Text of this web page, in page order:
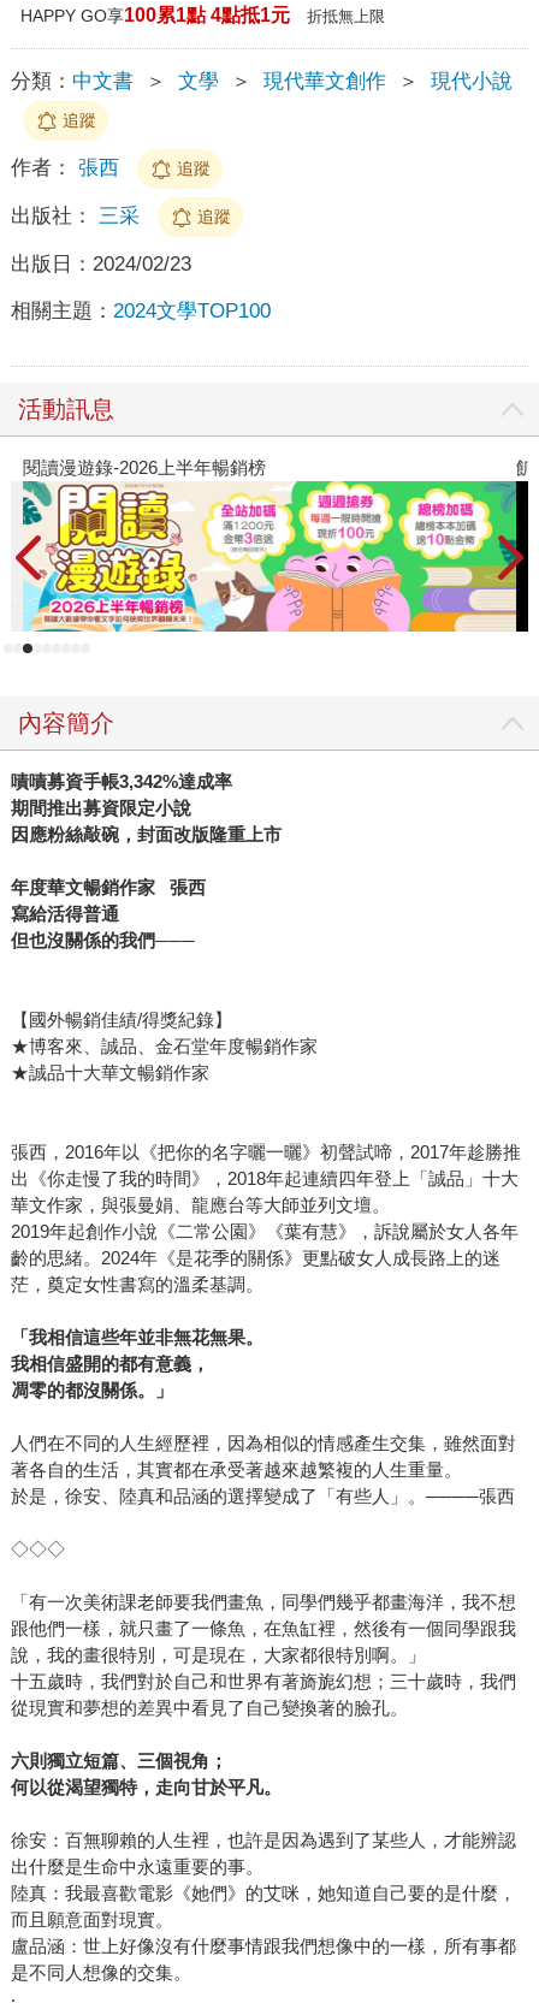
HAPPY GO享100累1點 4點抵1元 折抵無上限
分類： 中文書 ＞ 文學 ＞ 現代華文創作 ＞ 現代小說
追蹤
作者： 張西 追蹤
出版社： 三采 追蹤
出版日： 2024/02/23
相關主題： 2024文學TOP100
活動訊息
閱讀漫遊錄-2026上半年暢銷榜 飢
內容簡介
嘖嘖募資手帳3,342%達成率
期間推出募資限定小說
因應粉絲敲碗，封面改版隆重上市
年度華文暢銷作家 張西
寫給活得普通
但也沒關係的我們───
【國外暢銷佳績/得獎紀錄】
★博客來、誠品、金石堂年度暢銷作家
★誠品十大華文暢銷作家
張西，2016年以《把你的名字曬一曬》初聲試啼，2017年趁勝推
出《你走慢了我的時間》，2018年起連續四年登上「誠品」十大
華文作家，與張曼娟、龍應台等大師並列文壇。
2019年起創作小說《二常公園》《葉有慧》，訴說屬於女人各年
齡的思緒。2024年《是花季的關係》更點破女人成長路上的迷
茫，奠定女性書寫的溫柔基調。
「我相信這些年並非無花無果。
我相信盛開的都有意義，
凋零的都沒關係。」
人們在不同的人生經歷裡，因為相似的情感產生交集，雖然面對
著各自的生活，其實都在承受著越來越繁複的人生重量。
於是，徐安、陸真和品涵的選擇變成了「有些人」。────張西
◇◇◇
「有一次美術課老師要我們畫魚，同學們幾乎都畫海洋，我不想
跟他們一樣，就只畫了一條魚，在魚缸裡，然後有一個同學跟我
說，我的畫很特別，可是現在，大家都很特別啊。」
十五歲時，我們對於自己和世界有著旖旎幻想；三十歲時，我們
從現實和夢想的差異中看見了自己變換著的臉孔。
六則獨立短篇、三個視角；
何以從渴望獨特，走向甘於平凡。
徐安：百無聊賴的人生裡，也許是因為遇到了某些人，才能辨認
出什麼是生命中永遠重要的事。
陸真：我最喜歡電影《她們》的艾咪，她知道自己要的是什麼，
而且願意面對現實。
盧品涵：世上好像沒有什麼事情跟我們想像中的一樣，所有事都
是不同人想像的交集。
‧